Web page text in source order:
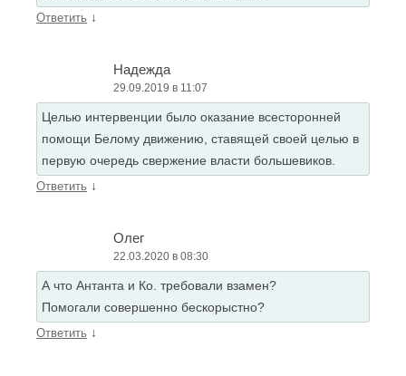
Ответить ↓
Надежда
29.09.2019 в 11:07
Целью интервенции было оказание всесторонней
помощи Белому движению, ставящей своей целью в
первую очередь свержение власти большевиков.
Ответить ↓
Олег
22.03.2020 в 08:30
А что Антанта и Ко. требовали взамен?
Помогали совершенно бескорыстно?
Ответить ↓